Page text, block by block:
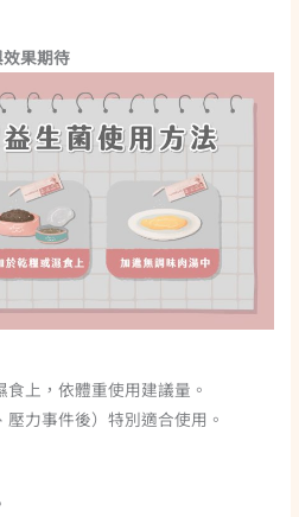
果期待
上，依體重使用建議量。
力事件後）特別適合使用。